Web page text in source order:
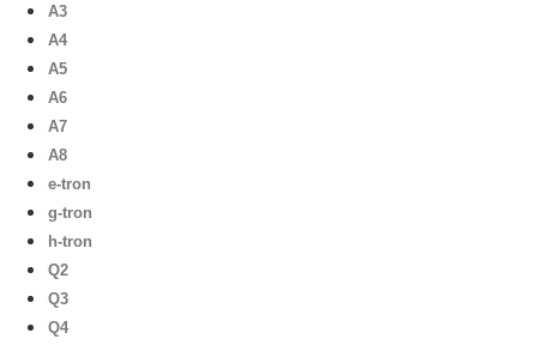
A3
A4
A5
A6
A7
A8
e-tron
g-tron
h-tron
Q2
Q3
Q4